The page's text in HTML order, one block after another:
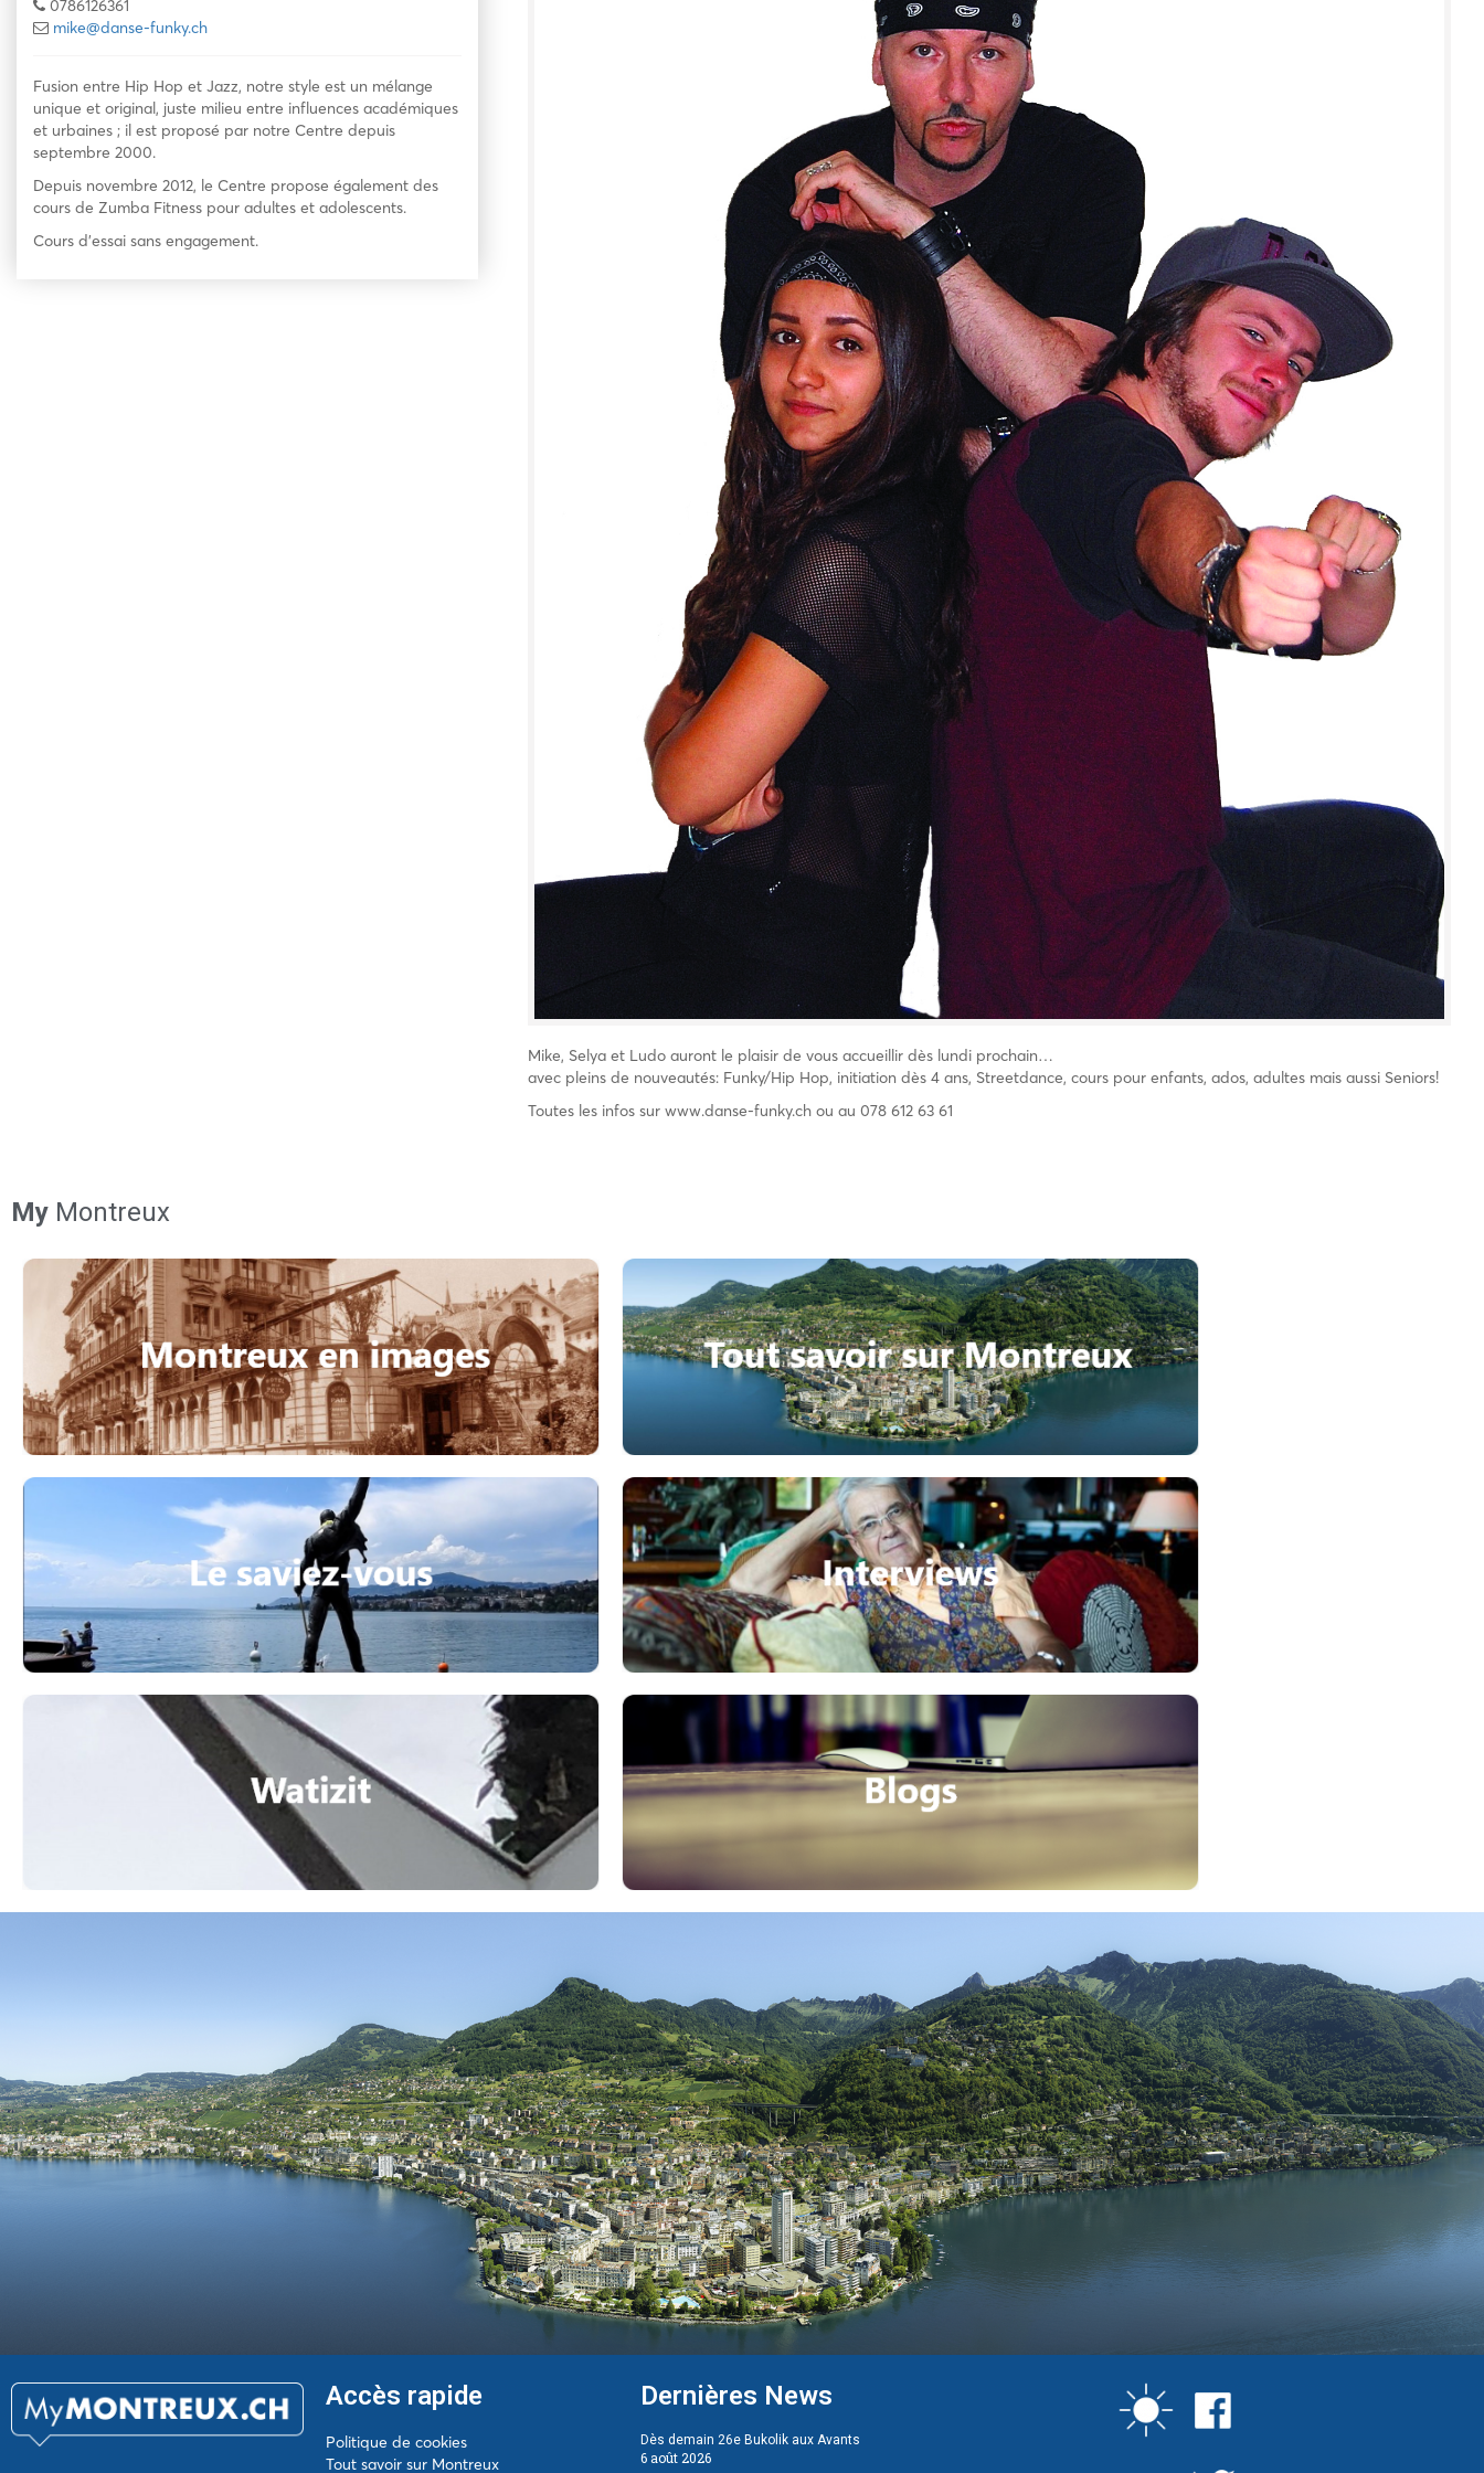
0786126361
mike@danse-funky.ch
Fusion entre Hip Hop et Jazz, notre style est un mélange
unique et original, juste milieu entre influences académiques
et urbaines ; il est proposé par notre Centre depuis
septembre 2000.
Depuis novembre 2012, le Centre propose également des
cours de Zumba Fitness pour adultes et adolescents.
Cours d’essai sans engagement.
Mike, Selya et Ludo auront le plaisir de vous accueillir dès lundi prochain…
avec pleins de nouveautés: Funky/Hip Hop, initiation dès 4 ans, Streetdance, cours pour enfants, ados, adultes mais aussi Seniors!
Toutes les infos sur www.danse-funky.ch ou au 078 612 63 61
My Montreux
Accès rapide
Politique de cookies
Tout savoir sur Montreux
Dernières News
Dès demain 26e Bukolik aux Avants
6 août 2026